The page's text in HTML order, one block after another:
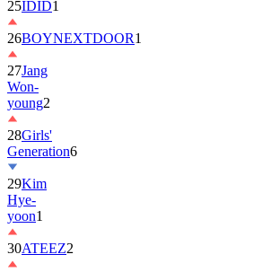
25IDID1
26BOYNEXTDOOR1
27Jang
Won-
young2
28Girls'
Generation6
29Kim
Hye-
yoon1
30ATEEZ2